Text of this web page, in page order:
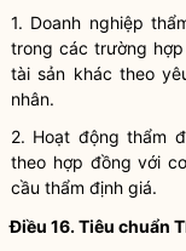
1. Doanh nghiệp
trong các trường
tài sản khác theo
nhân.
2. Hoạt độngthẩm
theo hợp đồng với
cầu thẩm định giá.
Điều 16. Tiêu chuẩn